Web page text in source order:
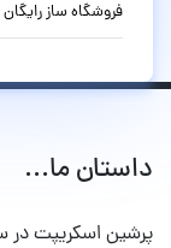
فروشگاه ساز رایگان
داستان ما...